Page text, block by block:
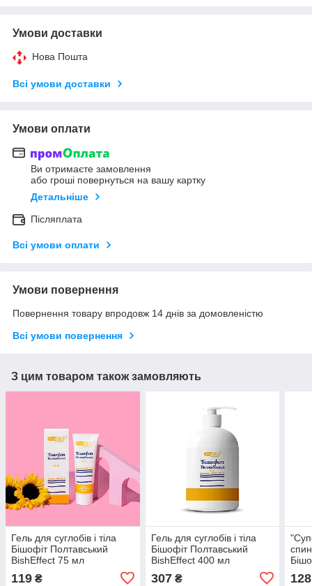
Умови доставки
Нова Пошта
Всі умови доставки
Умови оплати
Ви отримаєте замовлення
або гроші повернуться на вашу картку
Детальніше
Післяплата
Всі умови оплати
Умови повернення
Повернення товару впродовж 14 днів за домовленістю
Всі умови повернення
З цим товаром також замовляють
Гель для суглобів і тіла
Бішофіт Полтавський
BishEffect 75 мл
119 ₴
Гель для суглобів і тіла
Бішофіт Полтавський
BishEffect 400 мл
307₴ 128